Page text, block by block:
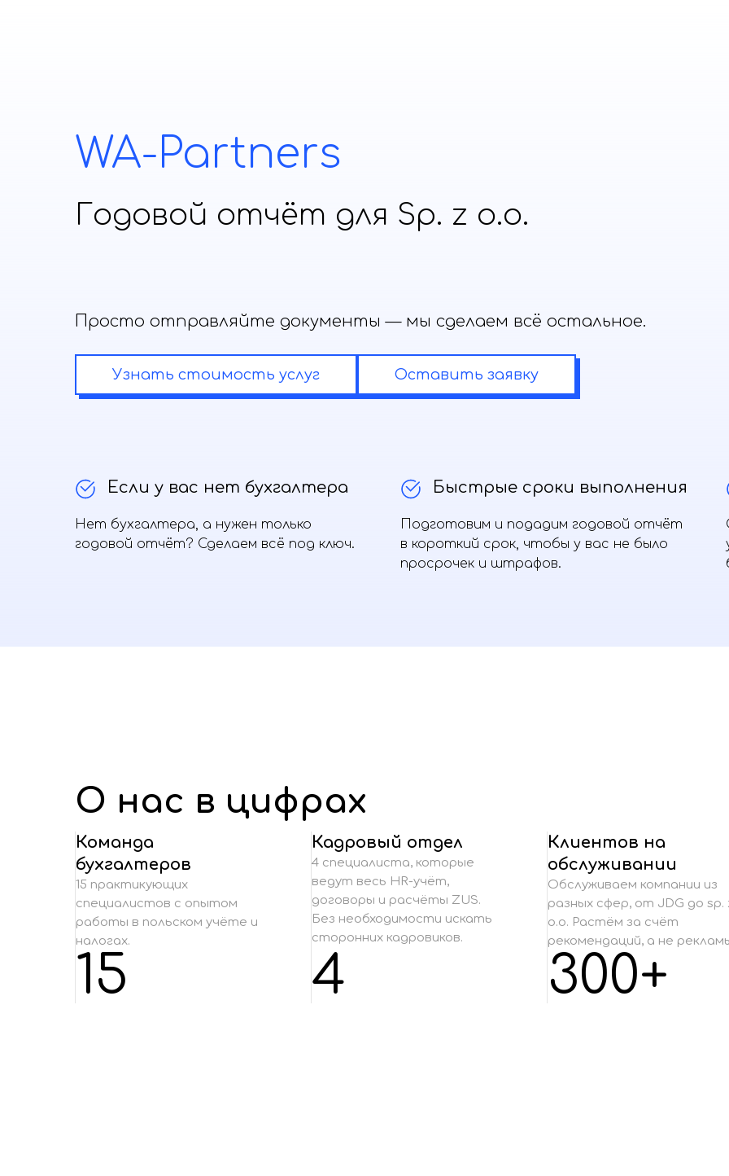
WA-Partners
Годовой отчёт для Sp. z o.o.
Просто отправляйте документы — мы сделаем всё остальное.
Узнать стоимость услуг Оставить заявку
Если у вас нет бухгалтера
Нет бухгалтера, а нужен только
годовой отчёт? Сделаем всё под ключ.
Быстрые сроки выполнения
Подготовим и подадим годовой отчёт
в короткий срок, чтобы у вас не было
просрочек и штрафов.
О нас в цифрах
Команда
бухгалтеров
15 практикующих
специалистов с опытом
работы в польском учёте и
налогах.
15
Кадровый отдел
4 специалиста, которые
ведут весь HR-учёт,
договоры и расчёты ZUS.
Без необходимости искать
сторонних кадровиков.
4
Клиентов на
обслуживании
Обслуживаем компании из
разных сфер, от JDG до sp.
o.o. Растём за счёт
рекомендаций, а не
300+